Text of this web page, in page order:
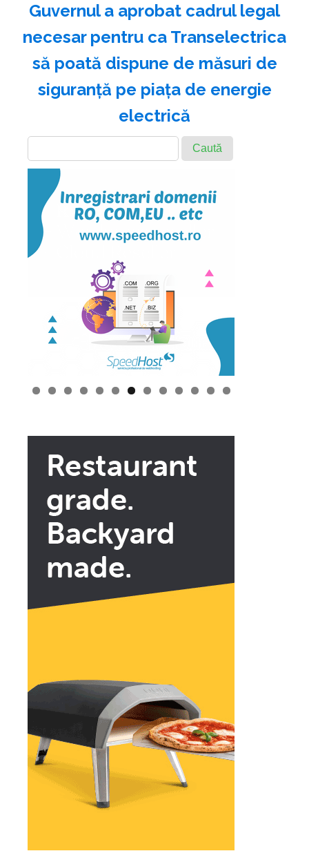
Guvernul a aprobat cadrul legal
necesar pentru ca Transelectrica
să poată dispune de măsuri de
siguranţă pe piaţa de energie
electrică